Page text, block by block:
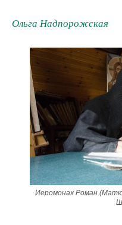
Ольга Надпорожская
Иеромонах Роман